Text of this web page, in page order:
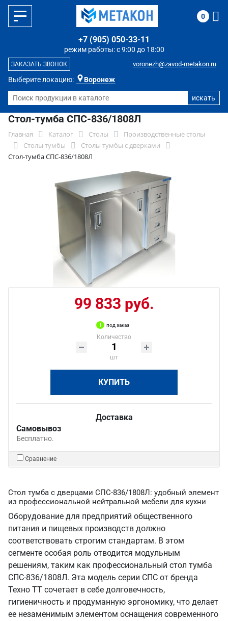
Выберите локацию: Воронеж
режим работы: с 9:00 до 18:00
+7 (905) 050-33-11
voronezh@zavod-metakon.ru
ЗАКАЗАТЬ ЗВОНОК
0
Стол-тумба СПС-836/1808Л
Главная Каталог Столы
Производственные столы
Столы тумбы
Столы тумбы с дверками
Стол-тумба СПС-836/1808Л
99 833 руб.
под заказ
Количество
шт
КУПИТЬ
Доставка
Самовывоз
Бесплатно.
Сравнение
Стол тумба с дверцами СПС-836/1808Л: удобный элемент
из профессиональной нейтральной мебели для кухни
Оборудование для предприятий общественного
питания и пищевых производств должно
соответствовать строгим стандартам. В этом
сегменте особая роль отводится модульным
решениям, таким как профессиональный стол тумба
СПС-836/1808Л. Эта модель серии СПС от бренда
Техно ТТ сочетает в себе долговечность,
гигиеничность и продуманную эргономику, что делает
ее незаменимым элементом оснащения современного